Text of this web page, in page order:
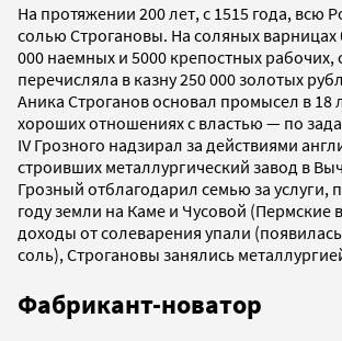
На протяжении 200 лет, с 1515 года, всю
солью Строгановы. На соляных варницах
000 наемных и 5000 крепостных рабочих,
перечисляла в казну 250 000 золотых
Аника Строганов основал промысел в 18
хороших отношениях с властью — по
IV Грозного надзирал за действиями
строивших металлургический завод в
Грозный отблагодарил семью за услуги,
году земли на Каме и Чусовой (Пермские
доходы от солеварения упали
соль), Строгановы занялись
Фабрикант-новатор